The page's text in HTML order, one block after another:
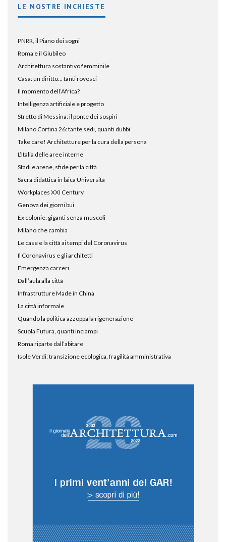
LE NOSTRE INCHIESTE
PNRR, il Piano dei sogni
Roma e il Giubileo
Architettura sostantivo femminile
Casa: un diritto… tanti rovesci
Il momento dell’Africa?
Intelligenza artificiale e progetto
Stretto di Messina: il ponte dei sospiri
Milano Cortina 26: tante sedi, quanti dubbi
Take care! Architetture per la cura della persona
L’Italia delle aree interne
Stadi e arene, sfide per la città
Sacra didattica in laica Università
Workplaces XXI Century
Genova dei giorni bui
Ex colonie: giganti senza muscoli
Milano che cambia
Le case e la città ai tempi del Coronavirus
Il Coronavirus e gli architetti
Emergenza carceri
Dall’aula alla città
Infrastrutture Made in China
La città informale
Quando la politica azzoppa la rigenerazione
Scuola Futura, quanti inciampi
Roma riparte dall’abitare
Isole Verdi: transizione ecologica, fragilità amministrativa